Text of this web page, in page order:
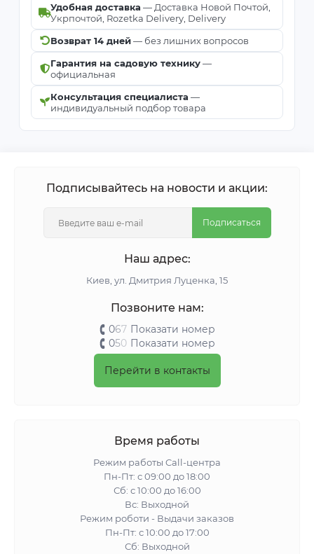
Удобная доставка — Доставка Новой Почтой,
Укрпочтой, Rozetka Delivery, Delivery
Возврат 14 дней— без лишних вопросов
Гарантия на садовую технику—
официальная
Консультация специалиста —
индивидуальный подбор товара
Подписывайтесь на новости и акции:
Подписаться
Наш адрес:
Киeв, ул. Дмитрия Луценка, 15
Позвоните нам:
067 Показати номер
050 Показати номер
Перейти в контакты
Время работы
Режим работы Call-центра
Пн-Пт: с 09:00 до 18:00
Сб: с 10:00 до 16:00
Вс: Выходной
Режим роботи - Выдачи заказов
Пн-Пт: с 10:00 до 17:00
Сб: Выходной